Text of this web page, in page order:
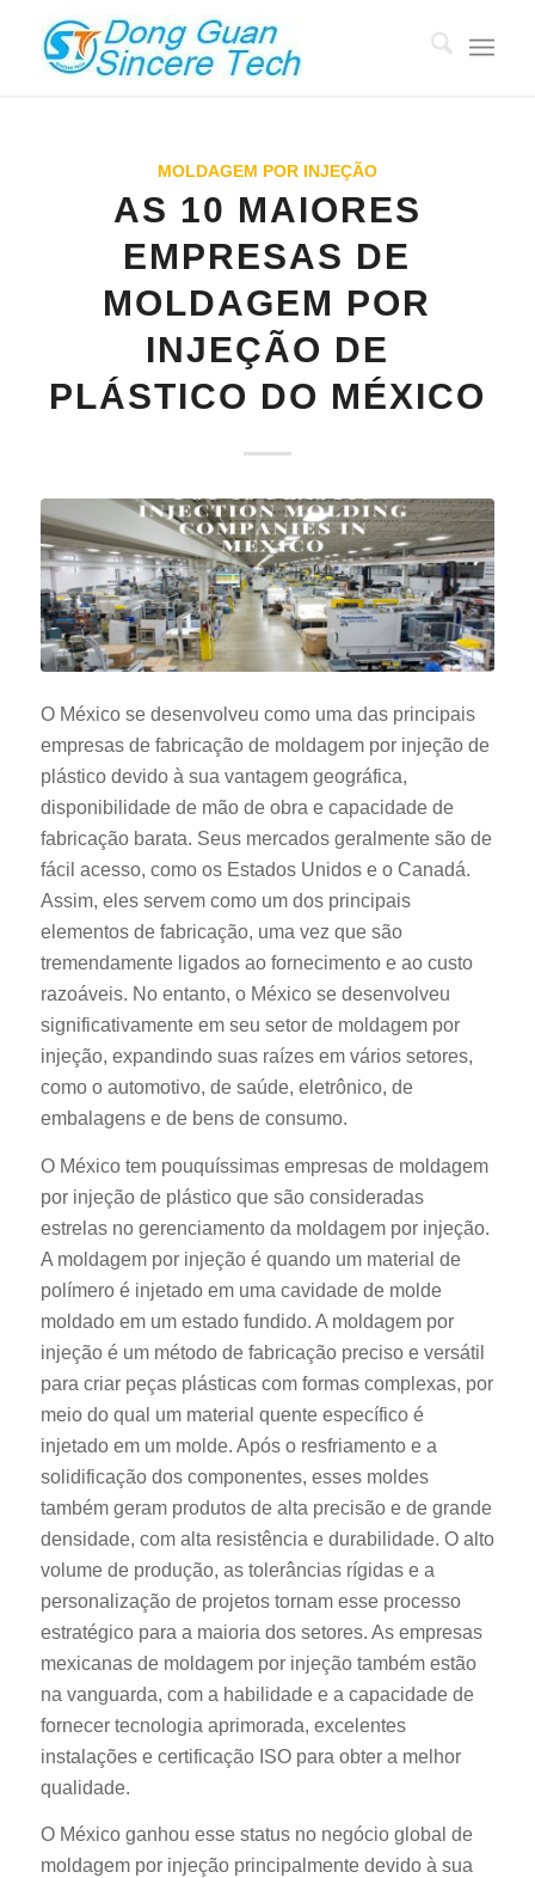
MOLDAGEM POR INJEÇÃO
AS 10 MAIORES
EMPRESAS DE
MOLDAGEM POR
INJEÇÃO DE
PLÁSTICO DO MÉXICO
O México se desenvolveu como uma das principais
empresas de fabricação de moldagem por injeção de
plástico devido à sua vantagem geográfica,
disponibilidade de mão de obra e capacidade de
fabricação barata. Seus mercados geralmente são de
fácil acesso, como os Estados Unidos e o Canadá.
Assim, eles servem como um dos principais
elementos de fabricação, uma vez que são
tremendamente ligados ao fornecimento e ao custo
razoáveis. No entanto, o México se desenvolveu
significativamente em seu setor de moldagem por
injeção, expandindo suas raízes em vários setores,
como o automotivo, de saúde, eletrônico, de
embalagens e de bens de consumo.
O México tem pouquíssimas empresas de moldagem
por injeção de plástico que são consideradas
estrelas no gerenciamento da moldagem por injeção.
A moldagem por injeção é quando um material de
polímero é injetado em uma cavidade de molde
moldado em um estado fundido. A moldagem por
injeção é um método de fabricação preciso e versátil
para criar peças plásticas com formas complexas, por
meio do qual um material quente específico é
injetado em um molde. Após o resfriamento e a
solidificação dos componentes, esses moldes
também geram produtos de alta precisão e de grande
densidade, com alta resistência e durabilidade. O alto
volume de produção, as tolerâncias rígidas e a
personalização de projetos tornam esse processo
estratégico para a maioria dos setores. As empresas
mexicanas de moldagem por injeção também estão
na vanguarda, com a habilidade e a capacidade de
fornecer tecnologia aprimorada, excelentes
instalações e certificação ISO para obter a melhor
qualidade.
O México ganhou esse status no negócio global de
moldagem por injeção principalmente devido à sua